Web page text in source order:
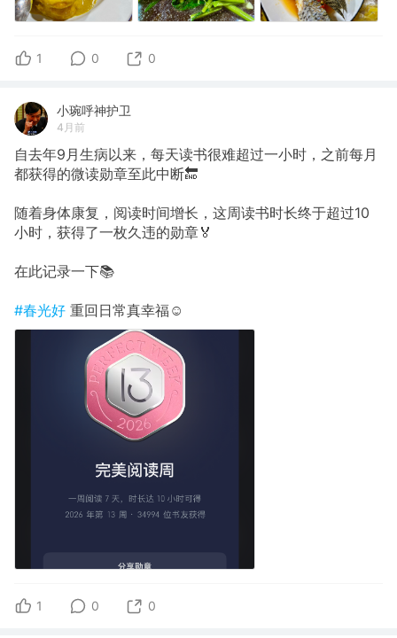
1 0 0
小琬呼神护卫
4月前
自去年9月生病以来，每天读书很难超过一小时，之前每月
都获得的微读勋章至此中断🔚
随着身体康复，阅读时间增长，这周读书时长终于超过10
小时，获得了一枚久违的勋章🏅
在此记录一下📚
#春光好 重回日常真幸福☺️
1 0 0